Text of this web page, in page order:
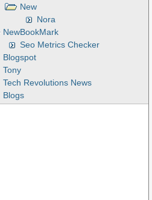
New
Nora
NewBookMark
Seo Metrics Checker
Blogspot
Tony
Tech Revolutions News
Blogs